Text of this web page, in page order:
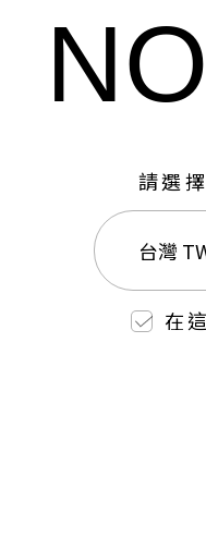
NO
請選
在